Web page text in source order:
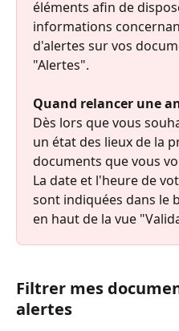
éléments afin de
informations
d'alertes sur vos
"Alertes".
Quand relancer une
Dès lors que vous
un état des lieux de la
documents que vous
La date et l'heure de
sont indiquées dans le
en haut de la vue
Filtrer mes
alertes